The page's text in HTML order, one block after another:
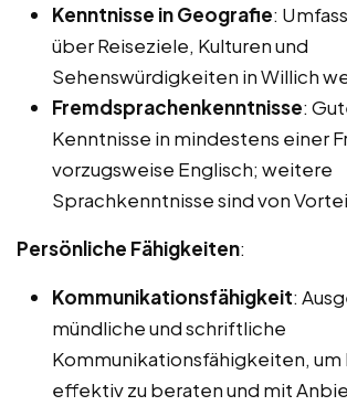
Kenntnisse in Geografie:
über Reiseziele, Kulturen und
Sehenswürdigkeiten in Willich
Fremdsprachenkenntnisse:
Kenntnisse in mindestens einer
vorzugsweise Englisch; weitere
Sprachkenntnisse sind von
Persönliche Fähigkeiten:
Kommunikationsfähigkeit:
mündliche und schriftliche
Kommunikationsfähigkeiten, um
effektiv zu beraten und mit